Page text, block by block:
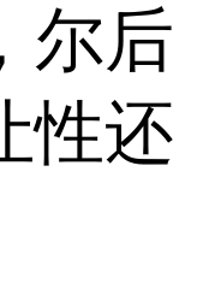
尔后
性还